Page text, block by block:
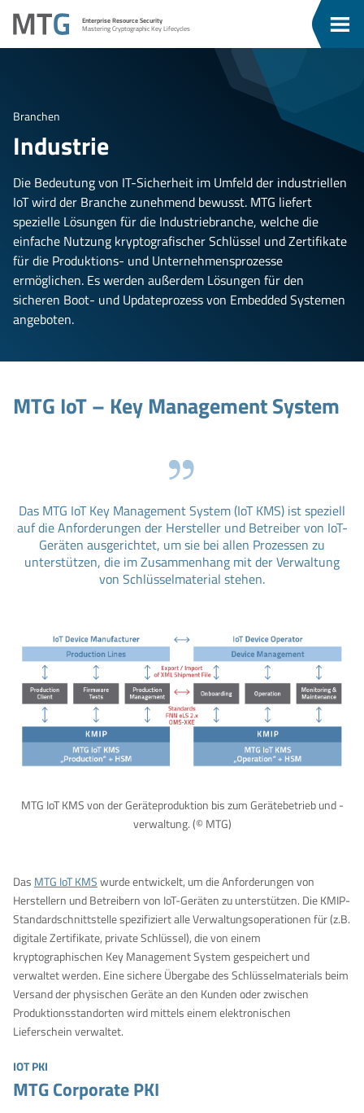
MTG
Enterprise Resource Security
Mastering Cryptographic Key Lifecycles
Branchen
Industrie
Die Bedeutung von IT-Sicherheit im Umfeld der industriellen
IoT wird der Branche zunehmend bewusst. MTG liefert
spezielle Lösungen für die Industriebranche, welche die
einfache Nutzung kryptografischer Schlüssel und Zertifikate
für die Produktions- und Unternehmensprozesse
ermöglichen. Es werden außerdem Lösungen für den
sicheren Boot- und Updateprozess von Embedded Systemen
angeboten.
MTG IoT – Key Management System
Das MTG IoT Key Management System (IoT KMS) ist speziell
auf die Anforderungen der Hersteller und Betreiber von IoT-
Geräten ausgerichtet, um sie bei allen Prozessen zu
unterstützen, die im Zusammenhang mit der Verwaltung
von Schlüsselmaterial stehen.
MTG IoT KMS von der Geräteproduktion bis zum Gerätebetrieb und -
verwaltung. (© MTG)
Das MTG IoT KMSwurde entwickelt, um die Anforderungen von
Herstellern und Betreibern von IoT-Geräten zu unterstützen. Die KMIP-
Standardschnittstelle spezifiziert alle Verwaltungsoperationen für (z.B.
digitale Zertifikate, private Schlüssel), die von einem
kryptographischen Key Management System gespeichert und
verwaltet werden. Eine sichere Übergabe des Schlüsselmaterials beim
Versand der physischen Geräte an den Kunden oder zwischen
Produktionsstandorten wird mittels einem elektronischen
Lieferschein verwaltet.
IOT PKI
MTG Corporate PKI